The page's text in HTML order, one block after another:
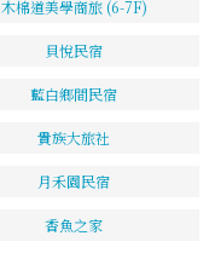
木棉道美學商旅 (6-7F)
貝悅民宿
藍白鄉間民宿
貴族大旅社
月禾園民宿
香魚之家